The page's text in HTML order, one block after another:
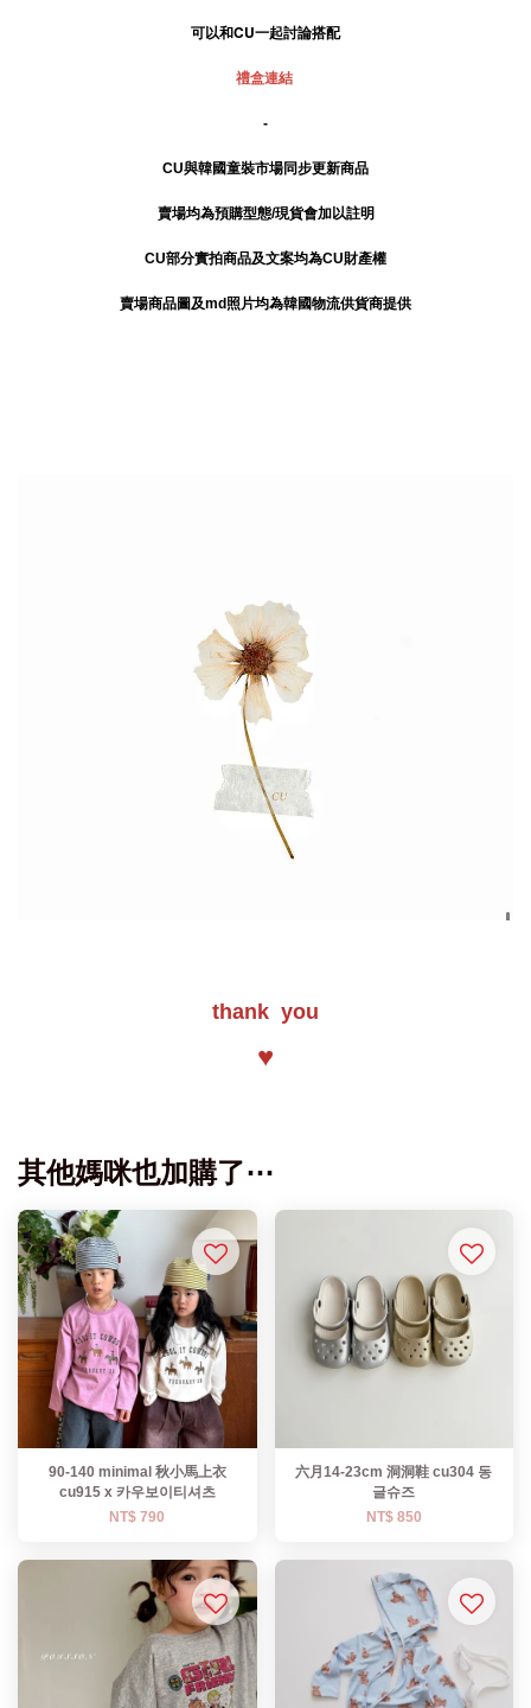
可以和CU一起討論搭配
禮盒連結
-
CU與韓國童裝市場同步更新商品
賣場均為預購型態/現貨會加以註明
CU部分實拍商品及文案均為CU財產權
賣場商品圖及md照片均為韓國物流供貨商提供
thank you
♥
其他媽咪也加購了⋯
90-140 minimal 秋小馬上衣
cu915 x 카우보이티셔츠
NT$ 790
六月14-23cm 洞洞鞋 cu304 동
글슈즈
NT$ 850